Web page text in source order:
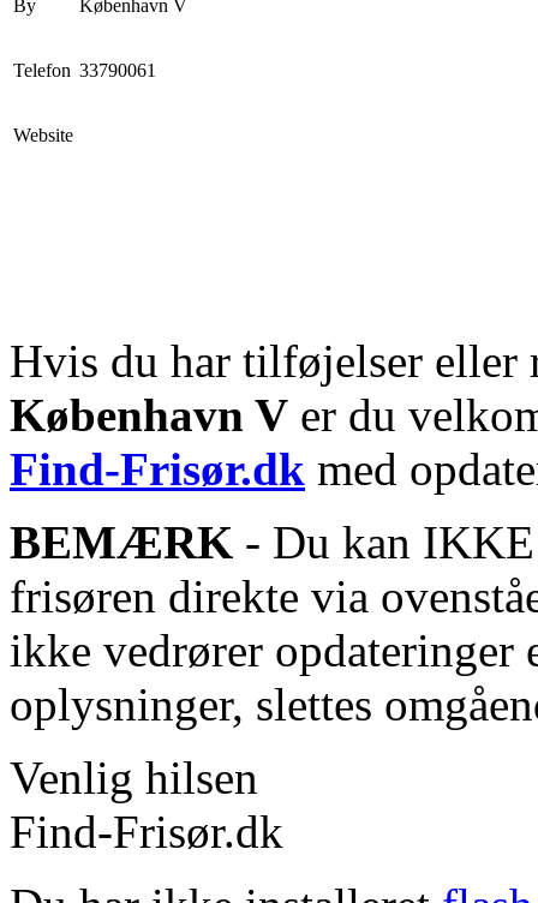
By København V
Telefon 33790061
Website
Hvis du har tilføjelser eller
København V er du
Find-Frisør.dk med
BEMÆRK - Du kan IKKE
frisøren direkte via
ikke vedrører opdateringer
oplysninger, slettes
Venlig hilsen
Find-Frisør.dk